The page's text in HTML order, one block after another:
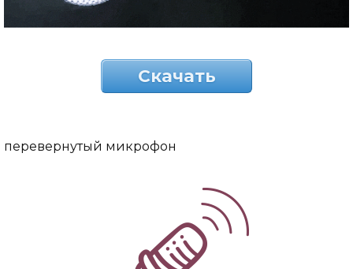
Скачать
перевернутый микрофон